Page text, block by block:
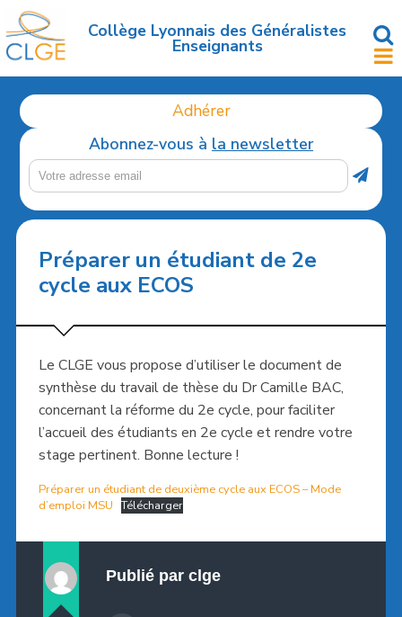
Accéder
au
contenu
Collège Lyonnais des Généralistes
Enseignants
Adhérer
Abonnez-vous à la newsletter
Préparer un étudiant de 2e
cycle aux ECOS
Le CLGE vous propose d’utiliser le document de
synthèse du travail de thèse du Dr Camille BAC,
concernant la réforme du 2e cycle, pour faciliter
l’accueil des étudiants en 2e cycle et rendre votre
stage pertinent. Bonne lecture !
Préparer un étudiant de deuxième cycle aux ECOS – Mode
d’emploi MSU Télécharger
Publié par clge